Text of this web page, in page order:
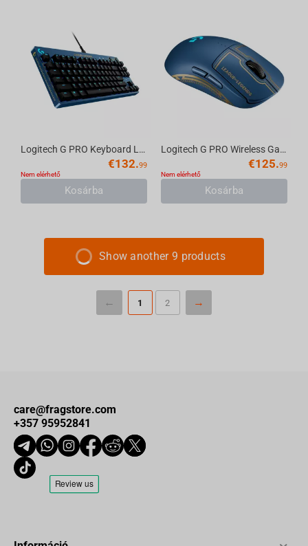
Logitech G PRO Keyboard League of Legends Collection
€132.99
Nem elérhető
Kosárba
Logitech G PRO Wireless Gaming Mouse League of Legends Collection
€125.99
Nem elérhető
Kosárba
Show another 9 products
1 2
care@fragstore.com
+357 95952841